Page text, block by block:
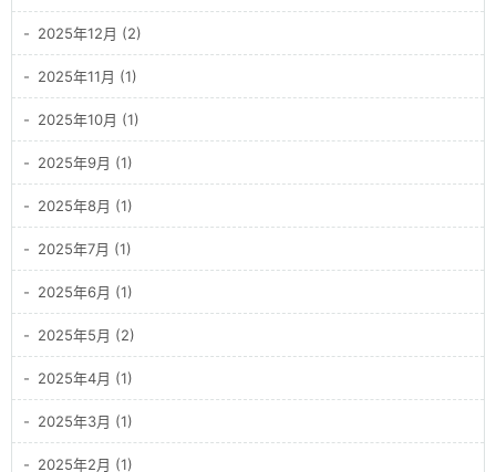
2025年12月 (2)
2025年11月 (1)
2025年10月 (1)
2025年9月 (1)
2025年8月 (1)
2025年7月 (1)
2025年6月 (1)
2025年5月 (2)
2025年4月 (1)
2025年3月 (1)
2025年2月 (1)